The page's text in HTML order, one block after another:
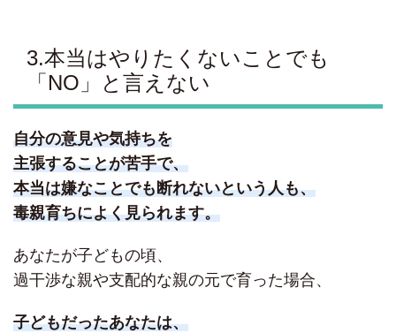
3.本当はやりたくないことでも
「NO」と言えない
自分の意見や気持ちを
主張することが苦手で、
本当は嫌なことでも断れないという人も、
毒親育ちによく見られます。
あなたが子どもの頃、
過干渉な親や支配的な親の元で育った場合、
子どもだったあなたは、